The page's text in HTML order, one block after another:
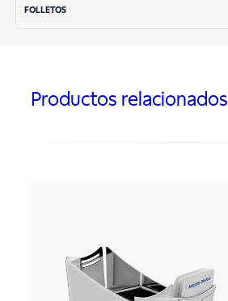
FOLLETOS
Productos relacionados